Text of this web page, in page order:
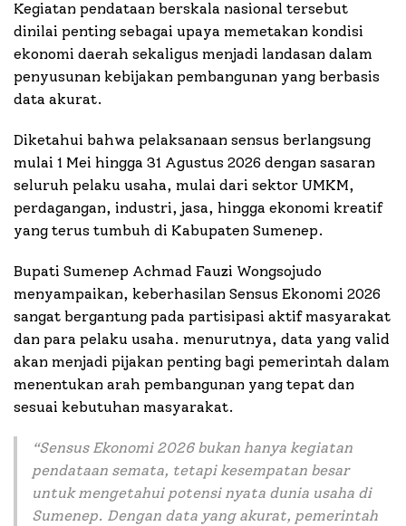
Kegiatan pendataan berskala nasional tersebut
dinilai penting sebagai upaya memetakan kondisi
ekonomi daerah sekaligus menjadi landasan dalam
penyusunan kebijakan pembangunan yang berbasis
data akurat.
Diketahui bahwa pelaksanaan sensus berlangsung
mulai 1 Mei hingga 31 Agustus 2026 dengan sasaran
seluruh pelaku usaha, mulai dari sektor UMKM,
perdagangan, industri, jasa, hingga ekonomi kreatif
yang terus tumbuh di Kabupaten Sumenep.
Bupati Sumenep Achmad Fauzi Wongsojudo
menyampaikan, keberhasilan Sensus Ekonomi 2026
sangat bergantung pada partisipasi aktif masyarakat
dan para pelaku usaha. menurutnya, data yang valid
akan menjadi pijakan penting bagi pemerintah dalam
menentukan arah pembangunan yang tepat dan
sesuai kebutuhan masyarakat.
“Sensus Ekonomi 2026 bukan hanya kegiatan
pendataan semata, tetapi kesempatan besar
untuk mengetahui potensi nyata dunia usaha di
Sumenep. Dengan data yang akurat, pemerintah